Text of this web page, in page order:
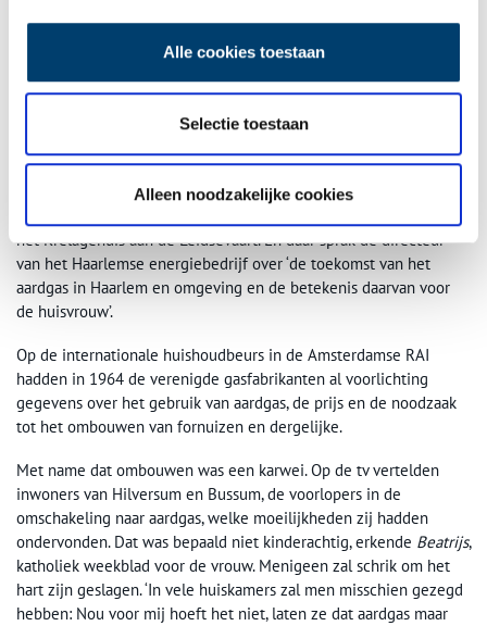
Alle cookies toestaan
Selectie toestaan
Alleen noodzakelijke cookies
foto’s en negatieven van Fotopersbureau De Boer te Haarlem, inventarisnummer
was een grote campagne gestart om huisvrouwen op de nieuwe
tijd voor te bereiden. Haarlems burgemeester Cremers opende
het Krelagehuis aan de Leidsevaart. En daar sprak de directeur
van het Haarlemse energiebedrijf over ‘de toekomst van het
aardgas in Haarlem en omgeving en de betekenis daarvan voor
de huisvrouw’.
Op de internationale huishoudbeurs in de Amsterdamse RAI
hadden in 1964 de verenigde gasfabrikanten al voorlichting
gegevens over het gebruik van aardgas, de prijs en de noodzaak
tot het ombouwen van fornuizen en dergelijke.
Met name dat ombouwen was een karwei. Op de tv vertelden
inwoners van Hilversum en Bussum, de voorlopers in de
omschakeling naar aardgas, welke moeilijkheden zij hadden
ondervonden. Dat was bepaald niet kinderachtig, erkende Beatrijs,
katholiek weekblad voor de vrouw. Menigeen zal schrik om het
hart zijn geslagen. ‘In vele huiskamers zal men misschien gezegd
hebben: Nou voor mij hoeft het niet, laten ze dat aardgas maar